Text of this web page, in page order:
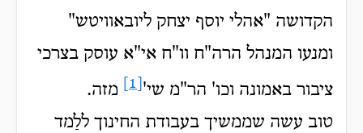
הקדושה "אהלי יוסף יצחק ליובאוויטש"
ומנעו המנהל הרה"ח וו"ח אי"א עוסק בצרכי
ציבור באמונה וכו' הר"מ שי'
מזה.
טוב עשה שממשיך בעבודת החינוך ללַמד